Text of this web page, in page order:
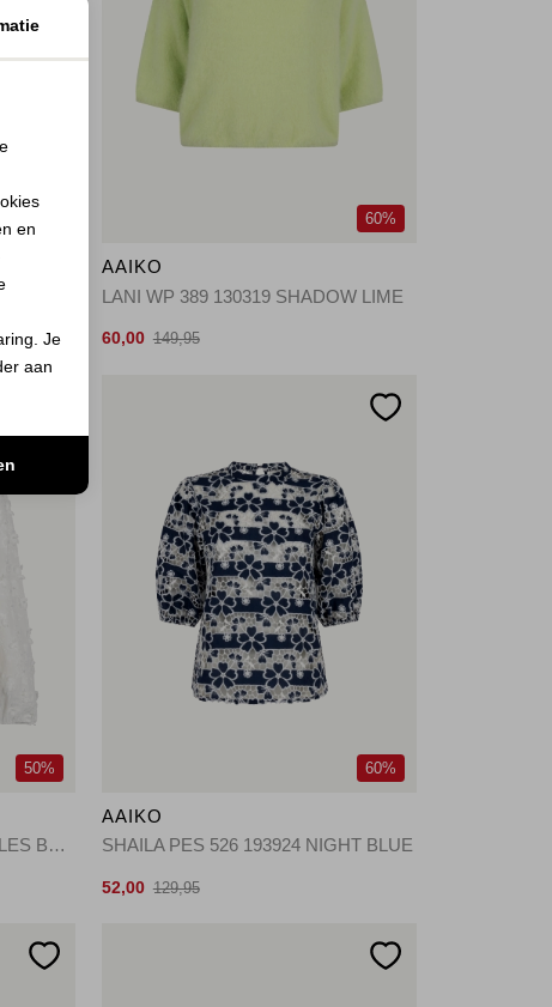
60%
AAIKO
LANI WP 389 130319 SHADOW LIME
60,00 149,95
50%
LIEN BEADS CO 522 114300 LES BLANCS
60%
AAIKO
SHAILA PES 526 193924 NIGHT BLUE
52,00 129,95
en
Je
aan